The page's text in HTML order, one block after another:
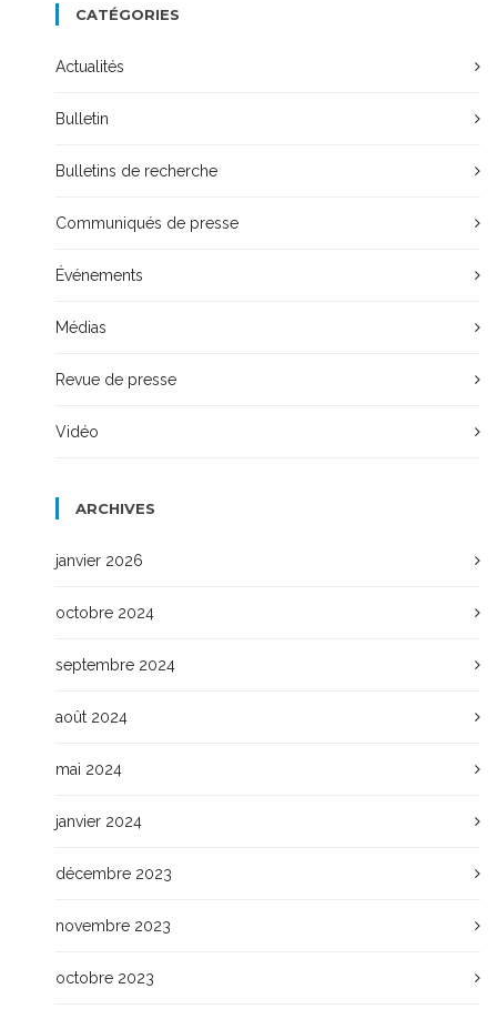
CATÉGORIES
Actualités
Bulletin
Bulletins de recherche
Communiqués de presse
Événements
Médias
Revue de presse
Vidéo
ARCHIVES
janvier 2026
octobre 2024
septembre 2024
août 2024
mai 2024
janvier 2024
décembre 2023
novembre 2023
octobre 2023